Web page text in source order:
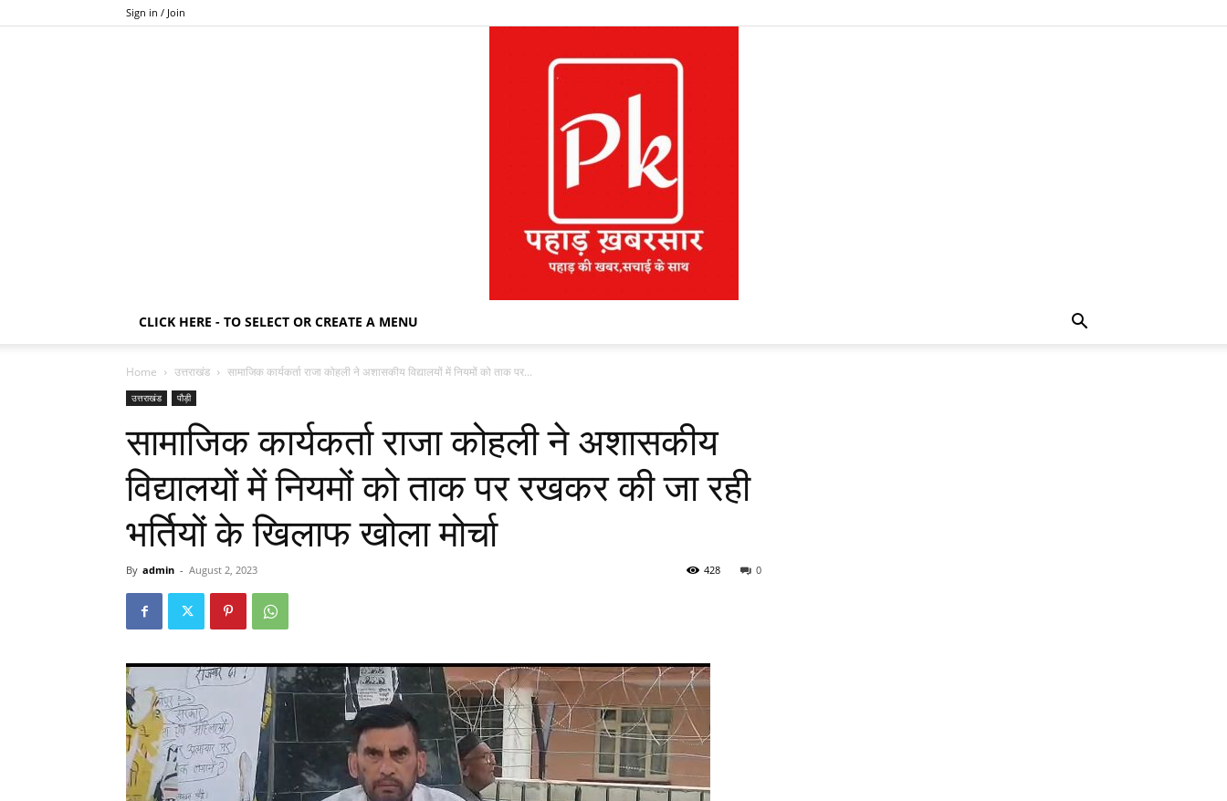
Sign in / Join
CLICK HERE - TO SELECT OR CREATE A MENU
Home उत्तराखंड सामाजिक कार्यकर्ता राजा कोहली ने अशासकीय विद्यालयों में नियमों को ताक पर...
उत्तराखंड पौड़ी
सामाजिक कार्यकर्ता राजा कोहली ने अशासकीय
विद्यालयों में नियमों को ताक पर रखकर की जा रही
भर्तियों के खिलाफ खोला मोर्चा
By admin - August 2, 2023 0
428